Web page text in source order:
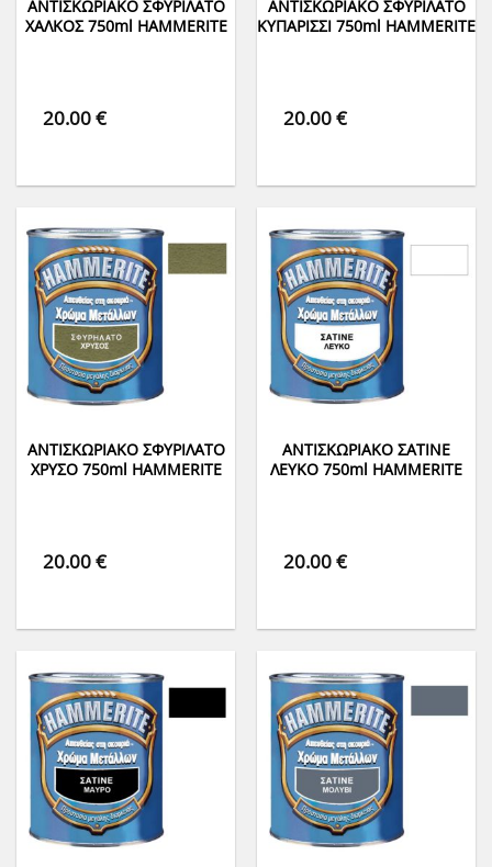
ΑΝΤΙΣΚΩΡΙΑΚΟ ΣΦΥΡΙΛΑΤΟ
ΧΑΛΚΟΣ 750ml HAMMERITE
20.00€
ΑΝΤΙΣΚΩΡΙΑΚΟ ΣΦΥΡΙΛΑΤΟ
ΚΥΠΑΡΙΣΣΙ 750ml HAMMERITE
20.00€
ΑΝΤΙΣΚΩΡΙΑΚΟ ΣΦΥΡΙΛΑΤΟ
ΧΡΥΣΟ 750ml HAMMERITE
20.00€
ΑΝΤΙΣΚΩΡΙΑΚΟ ΣΑΤΙΝΕ
ΛΕΥΚΟ 750ml HAMMERITE
20.00€